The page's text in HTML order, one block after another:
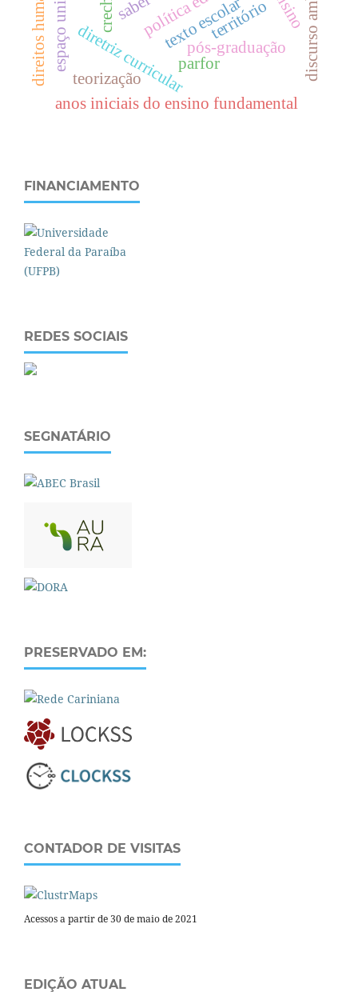
território
diretriz curriculartexto escolar
pós-graduação
anos iniciais do ensino fundamental
d
i
r
e
i
t
o
s
h
u
m
a
n
o
s parfor
creche
teorização
FINANCIAMENTO
REDES SOCIAIS
SEGNATÁRIO
PRESERVADO EM:
CONTADOR DE VISITAS
Acessos a partir de 30 de maio de 2021
EDIÇÃO ATUAL